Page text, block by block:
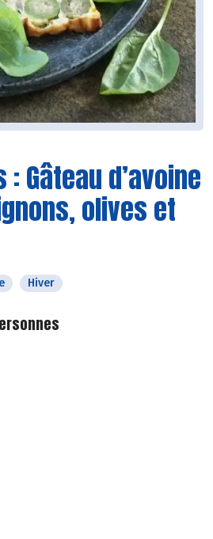
: Gâteau d’avoine
olives et
Hiver